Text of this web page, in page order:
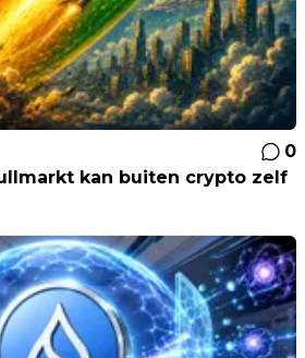
0
kan buiten crypto zelf